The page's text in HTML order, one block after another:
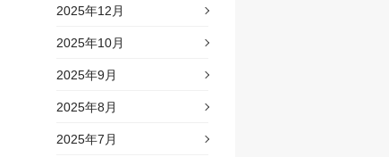
2025年12月
2025年10月
2025年9月
2025年8月
2025年7月